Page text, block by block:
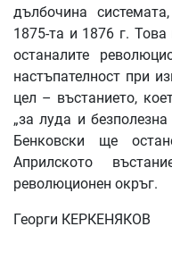
дълбочина
1875-та и 1876 г.
останалите
настъпателност при
цел – въстанието,
„за луда и
Бенковски ще
Априлското
революционен окръг.
Георги КЕРКЕНЯКОВ